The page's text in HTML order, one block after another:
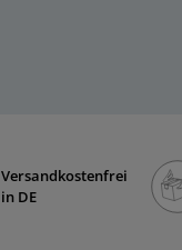
Versandkostenfrei
in DE